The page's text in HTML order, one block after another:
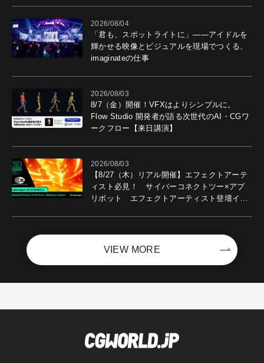
2026/08/04
「君も、スポットライトに」――アイドルを
輝かせる映像とビジュアルを現場でつくる、
imaginateの仕事
2026/08/03
8/7（金）開催！VFXはよりシンプルに。
Flow Studio 開発者が語る次世代のAI・CGワ
ークフロー【来日講演】
2026/08/03
【8/27（木）リアル開催】エフェクトアーテ
ィスト必見！ サイバーコネクトツー×アプ
リボット エフェクトアーティスト登壇イベ
VIEW MORE